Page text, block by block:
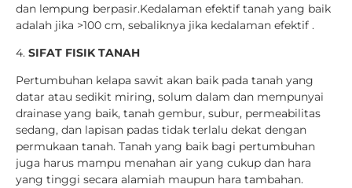
dan lempung berpasir.Kedalaman efektif tanah yang baik
adalah jika >100 cm, sebaliknya jika kedalaman efektif .
4. SIFAT FISIK TANAH
Pertumbuhan kelapa sawit akan baik pada tanah yang
datar atau sedikit miring, solum dalam dan mempunyai
drainase yang baik, tanah gembur, subur, permeabilitas
sedang, dan lapisan padas tidak terlalu dekat dengan
permukaan tanah. Tanah yang baik bagi pertumbuhan
juga harus mampu menahan air yang cukup dan hara
yang tinggi secara alamiah maupun hara tambahan.